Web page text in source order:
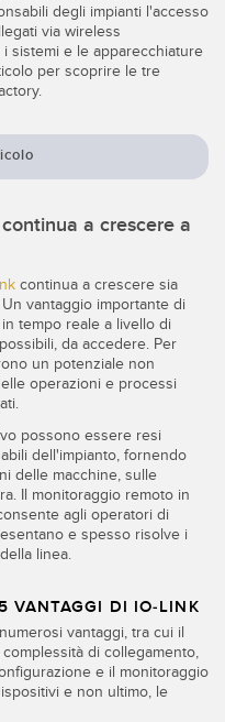
degli impianti l'accesso
via wireless
sistemi e le apparecchiature
per scoprire le tre
a crescere a
continua a crescere sia
vantaggio importante di
tempo reale a livello di
da accedere. Per
un potenziale non
operazioni e processi
possono essere resi
dell'impianto, fornendo
delle macchine, sulle
Il monitoraggio remoto in
agli operatori di
e spesso risolve i
linea.
VANTAGGI DI IO-LINK
vantaggi, tra cui il
di collegamento,
e il monitoraggio
e non ultimo, le